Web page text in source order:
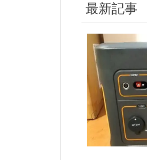
最新記事